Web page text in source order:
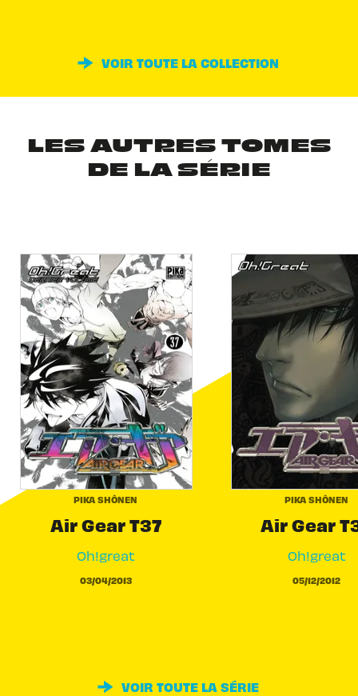
VOIR TOUTE LA COLLECTION
LES AUTRES TOMES
DE LA SÉRIE
PIKA SHÔNEN
Air Gear T37
Oh!great
03/04/2013
PIKA SHÔNEN
Air Gear
Oh!great
05/12/2012
VOIR TOUTE LA SÉRIE